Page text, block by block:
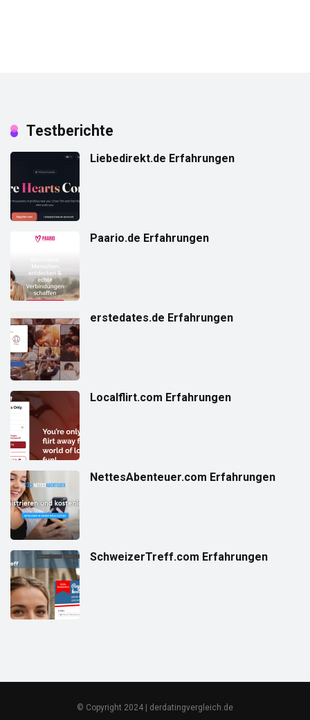
Testberichte
Liebedirekt.de Erfahrungen
Paario.de Erfahrungen
erstedates.de Erfahrungen
Localflirt.com Erfahrungen
NettesAbenteuer.com Erfahrungen
SchweizerTreff.com Erfahrungen
© Copyright 2024 | derdatingvergleich.de